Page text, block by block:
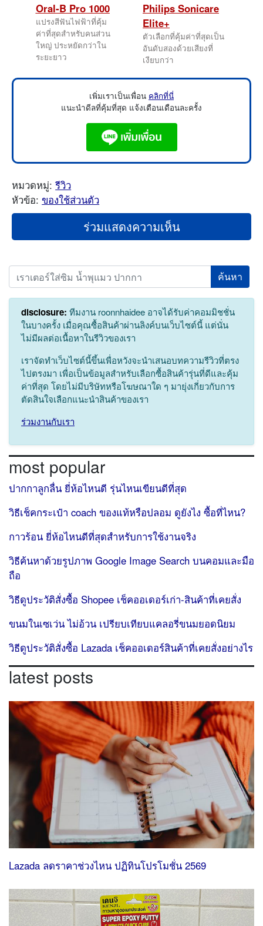
Oral-B Pro 1000
แปรงสีฟันไฟฟ้าที่คุ้ม
ค่าที่สุดสำหรับคนส่วน
ใหญ่ ประหยัดกว่าใน
ระยะยาว
Philips Sonicare
Elite+
ตัวเลือกที่คุ้มค่าที่สุดเป็น
อันดับสองด้วยเสียงที่
เงียบกว่า
เพิ่มเราเป็นเพื่อน คลิกที่นี่
แนะนำดีลที่คุ้มที่สุด แจ้งเตือนเดือนละครั้ง
หมวดหมู่:รีวิว
หัวข้อ:ของใช้ส่วนตัว
ร่วมแสดงความเห็น
Search
disclosure: ทีมงาน roonnhaidee อาจได้รับค่าคอมมิชชั่น
ในบางครั้ง เมื่อคุณซื้อสินค้าผ่านลิงค์บนเว็บไซต์นี้ แต่นั่น
ไม่มีผลต่อเนื้อหาในรีวิวของเรา
เราจัดทำเว็บไซต์นี้ขึ้นเพื่อหวังจะนำเสนอบทความรีวิวที่ตรง
ไปตรงมา เพื่อเป็นข้อมูลสำหรับเลือกซื้อสินค้ารุ่นที่ดีและคุ้ม
ค่าที่สุด โดยไม่มีบริษัทหรือโฆษณาใด ๆ มายุ่งเกี่ยวกับการ
ตัดสินใจเลือกแนะนำสินค้าของเรา
ร่วมงานกับเรา
most popular
ปากกาลูกลื่น ยี่ห้อไหนดี รุ่นไหนเขียนดีที่สุด
วิธีเช็คกระเป๋า coach ของแท้หรือปลอม ดูยังไง ซื้อที่ไหน?
กาวร้อน ยี่ห้อไหนดีที่สุดสำหรับการใช้งานจริง
วิธีค้นหาด้วยรูปภาพ Google Image Search บนคอมและมือ
ถือ
วิธีดูประวัติสั่งซื้อ Shopee เช็คออเดอร์เก่า-สินค้าที่เคยสั่ง
ขนมในเซเว่น ไม่อ้วน เปรียบเทียบแคลอรี่ขนมยอดนิยม
วิธีดูประวัติสั่งซื้อ Lazada เช็คออเดอร์สินค้าที่เคยสั่งอย่างไร
latest posts
Lazada ลดราคาช่วงไหน ปฏิทินโปรโมชั่น 2569